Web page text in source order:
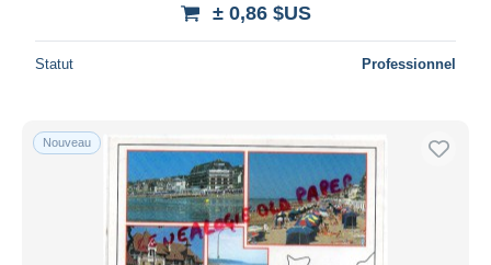
± 0,86 $US
Statut Professionnel
Nouveau